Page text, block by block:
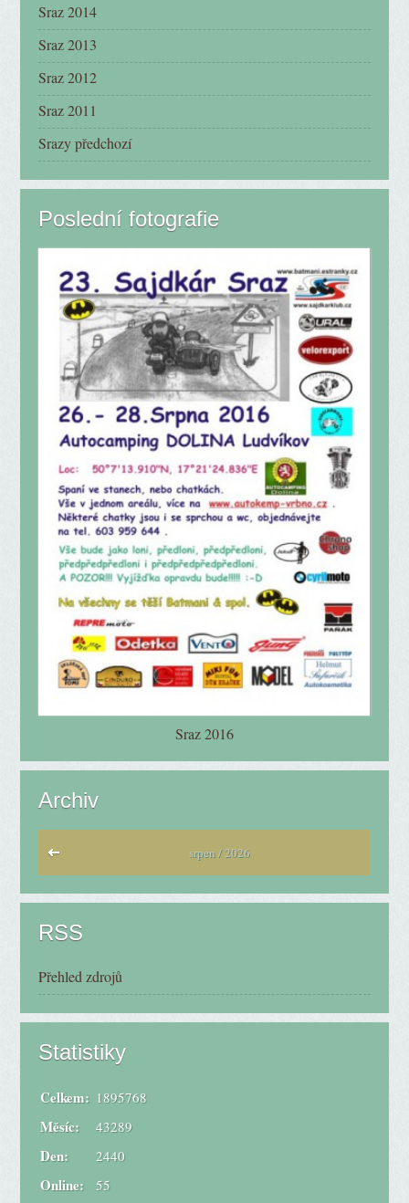
Sraz 2014
Sraz 2013
Sraz 2012
Sraz 2011
Srazy předchozí
Poslední fotografie
Sraz 2016
Archiv
srpen / 2026
RSS
Přehled zdrojů
Statistiky
Online: 55
Celkem: 1895768
Měsíc: 43289
Den: 2440